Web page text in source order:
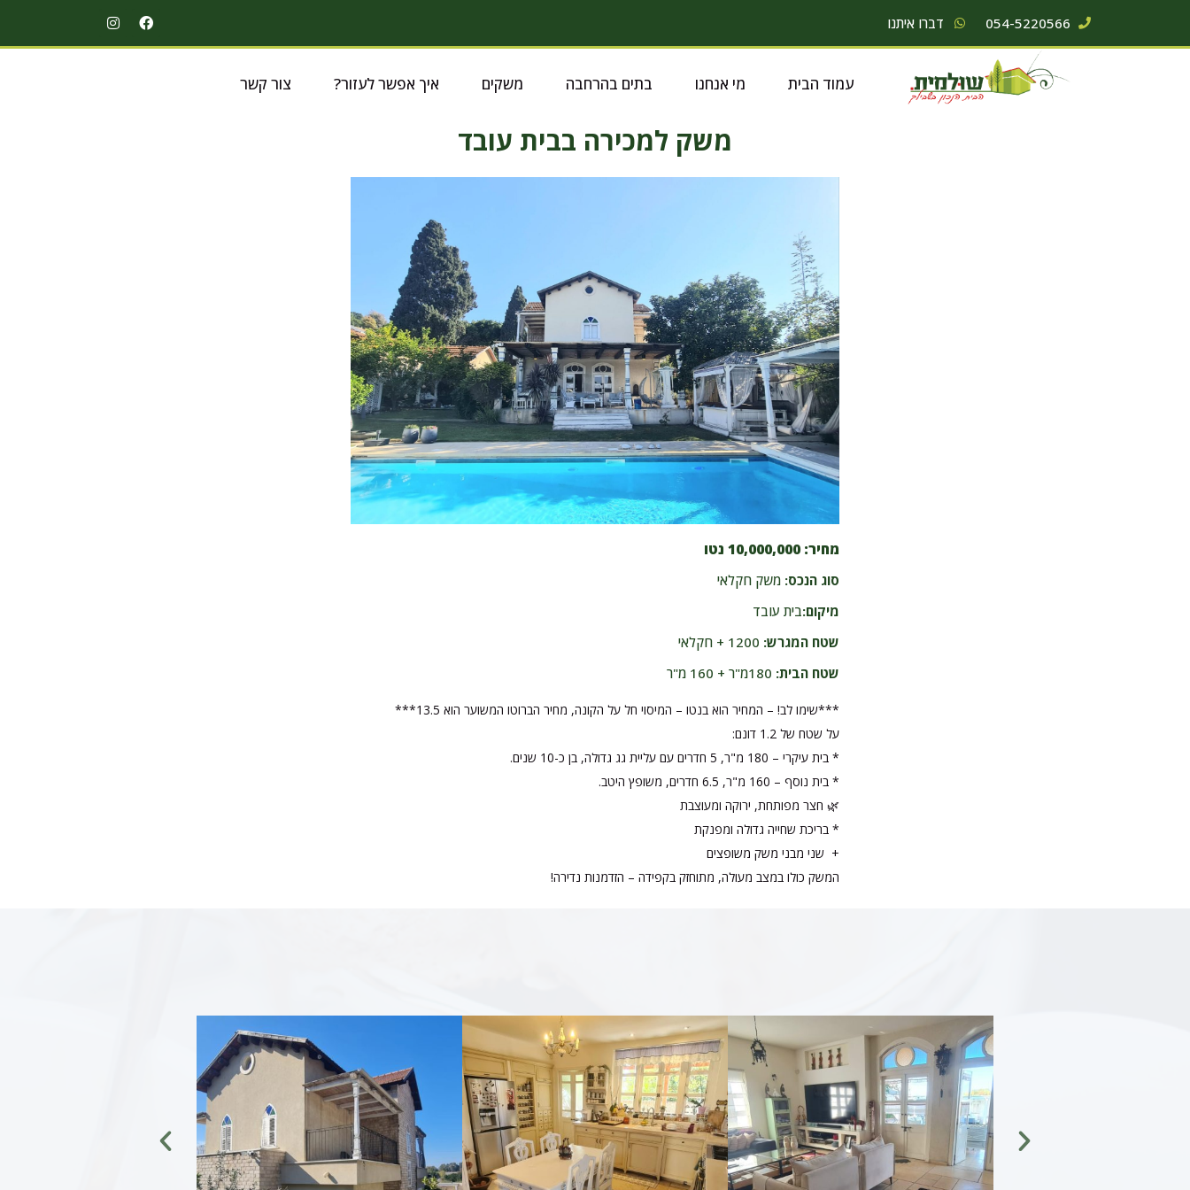
054-5220566 דברו איתנו
עמוד הבית מי אנחנו בתים בהרחבה משקים איך אפשר לעזור? צור קשר
משק למכירה בבית עובד
מחיר: 10,000,000 נטו
סוג הנכס: משק חקלאי
מיקום:בית עובד
שטח המגרש: 1200 + חקלאי
שטח הבית: 180מ"ר + 160 מ"ר
***שימו לב! – המחיר הוא בנטו – המיסוי חל על הקונה, מחיר הברוטו המשוער הוא 13.5***
על שטח של 1.2 דונם:
* בית עיקרי – 180 מ"ר, 5 חדרים עם עליית גג גדולה, בן כ-10 שנים.
* בית נוסף – 160 מ"ר, 6.5 חדרים, משופץ היטב.
🌿 חצר מפותחת, ירוקה ומעוצבת
* בריכת שחייה גדולה ומפנקת
+ שני מבני משק משופצים
המשק כולו במצב מעולה, מתוחזק בקפידה – הזדמנות נדירה!